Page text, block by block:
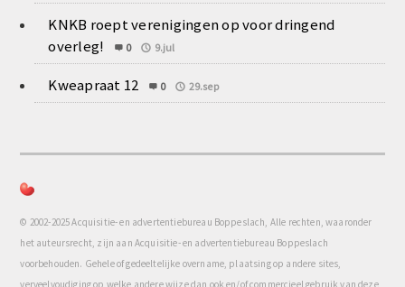
KNKB roept verenigingen op voor dringend
overleg!
0 9.jul
Kweapraat 12 0 29.sep
© 2002-2025 Acquisitie- en advertentiebureau Boppeslach, Alle rechten, waaronder
het auteursrecht, zijn aan Acquisitie- en advertentiebureau Boppeslach
voorbehouden. Gehele of gedeeltelijke overname, plaatsing op andere sites,
verveelvoudiging op welke andere wijze dan ook en/of commercieel gebruik van deze